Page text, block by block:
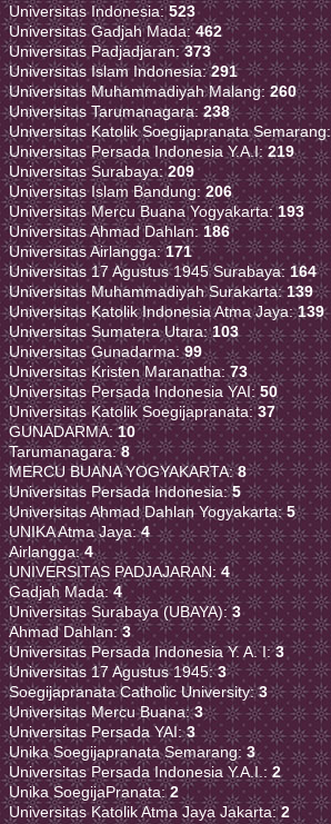
Universitas Indonesia: 523
Universitas Gadjah Mada: 462
Universitas Padjadjaran: 373
Universitas Islam Indonesia: 291
Universitas Muhammadiyah Malang: 260
Universitas Tarumanagara: 238
Universitas Katolik Soegijapranata Semarang:
Universitas Persada Indonesia Y.A.I: 219
Universitas Surabaya: 209
Universitas Islam Bandung: 206
Universitas Mercu Buana Yogyakarta: 193
Universitas Ahmad Dahlan: 186
Universitas Airlangga: 171
Universitas 17 Agustus 1945 Surabaya: 164
Universitas Muhammadiyah Surakarta: 139
Universitas Katolik Indonesia Atma Jaya: 139
Universitas Sumatera Utara: 103
Universitas Gunadarma: 99
Universitas Kristen Maranatha: 73
Universitas Persada Indonesia YAI: 50
Universitas Katolik Soegijapranata: 37
GUNADARMA: 10
Tarumanagara: 8
MERCU BUANA YOGYAKARTA: 8
Universitas Persada Indonesia: 5
Universitas Ahmad Dahlan Yogyakarta: 5
UNIKA Atma Jaya: 4
Airlangga: 4
UNIVERSITAS PADJAJARAN: 4
Gadjah Mada: 4
Universitas Surabaya (UBAYA): 3
Ahmad Dahlan: 3
Universitas Persada Indonesia Y. A. I: 3
Universitas 17 Agustus 1945: 3
Soegijapranata Catholic University: 3
Universitas Mercu Buana: 3
Universitas Persada YAI: 3
Unika Soegijapranata Semarang: 3
Universitas Persada Indonesia Y.A.I.: 2
Unika SoegijaPranata: 2
Universitas Katolik Atma Jaya Jakarta: 2